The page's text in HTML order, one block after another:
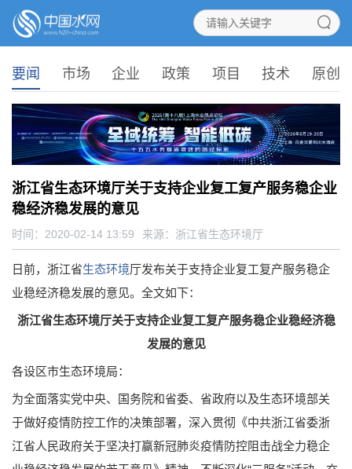
要闻 市场 企业 政策 项目 技术 原创
浙江省生态环境厅关于支持企业复工复产服务稳企业
稳经济稳发展的意见
时间：2020-02-14 13:59 来源： 浙江省生态环境厅
日前，浙江省生态环境厅发布关于支持企业复工复产服务稳企
业稳经济稳发展的意见。全文如下：
浙江省生态环境厅关于支持企业复工复产服务稳企业稳经济稳
发展的意见
各设区市生态环境局：
为全面落实党中央、国务院和省委、省政府以及生态环境部关
于做好疫情防控工作的决策部署，深入贯彻《中共浙江省委浙
江省人民政府关于坚决打赢新冠肺炎疫情防控阻击战全力稳企